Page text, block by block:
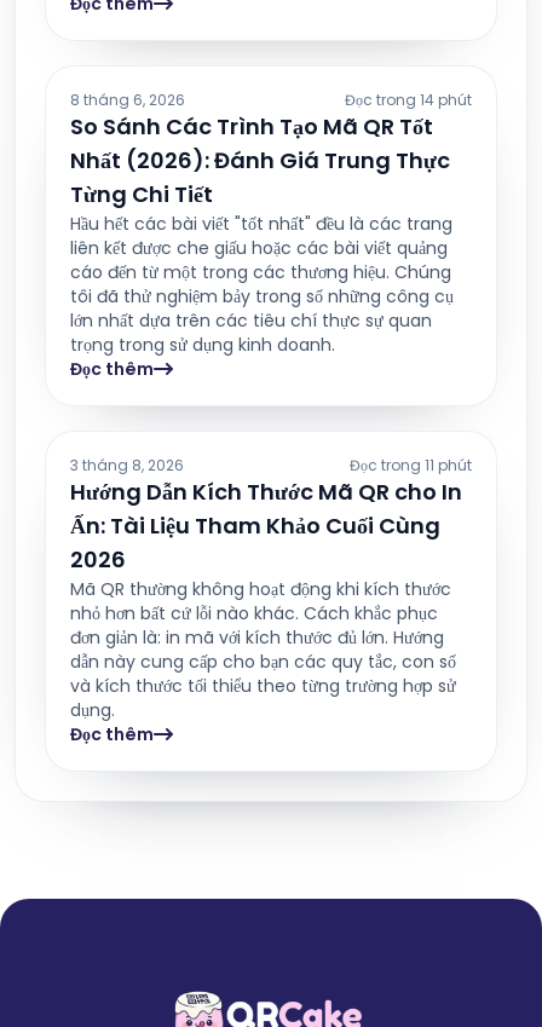
8 tháng 6, 2026 Đọc trong 14 phút
So Sánh Các Trình Tạo Mã QR Tốt
Nhất (2026): Đánh Giá Trung Thực
Từng Chi Tiết
Hầu hết các bài viết "tốt nhất" đều là các trang
liên kết được che giấu hoặc các bài viết quảng
cáo đến từ một trong các thương hiệu. Chúng
tôi đã thử nghiệm bảy trong số những công cụ
lớn nhất dựa trên các tiêu chí thực sự quan
trọng trong sử dụng kinh doanh.
Đọc thêm
3 tháng 8, 2026 Đọc trong 11 phút
Hướng Dẫn Kích Thước Mã QR cho In
Ấn: Tài Liệu Tham Khảo Cuối Cùng
2026
Mã QR thường không hoạt động khi kích thước
nhỏ hơn bất cứ lỗi nào khác. Cách khắc phục
đơn giản là: in mã với kích thước đủ lớn. Hướng
dẫn này cung cấp cho bạn các quy tắc, con số
và kích thước tối thiểu theo từng trường hợp sử
dụng.
Đọc thêm